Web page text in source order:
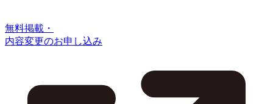
無料掲載・
内容変更のお申し込み